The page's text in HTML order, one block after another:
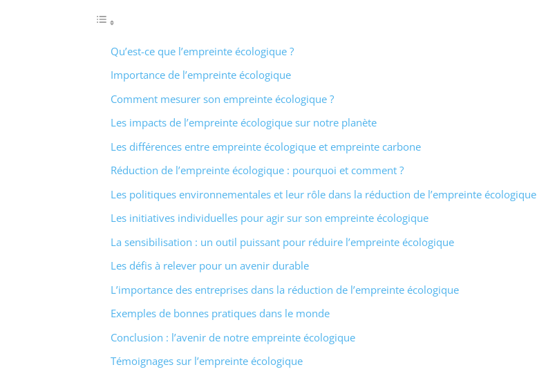
Qu’est-ce que l’empreinte écologique ?
Importance de l’empreinte écologique
Comment mesurer son empreinte écologique ?
Les impacts de l’empreinte écologique sur notre planète
Les différences entre empreinte écologique et empreinte carbone
Réduction de l’empreinte écologique : pourquoi et comment ?
Les politiques environnementales et leur rôle dans la réduction de l’empreinte écologique
Les initiatives individuelles pour agir sur son empreinte écologique
La sensibilisation : un outil puissant pour réduire l’empreinte écologique
Les défis à relever pour un avenir durable
L’importance des entreprises dans la réduction de l’empreinte écologique
Exemples de bonnes pratiques dans le monde
Conclusion : l’avenir de notre empreinte écologique
Témoignages sur l’empreinte écologique